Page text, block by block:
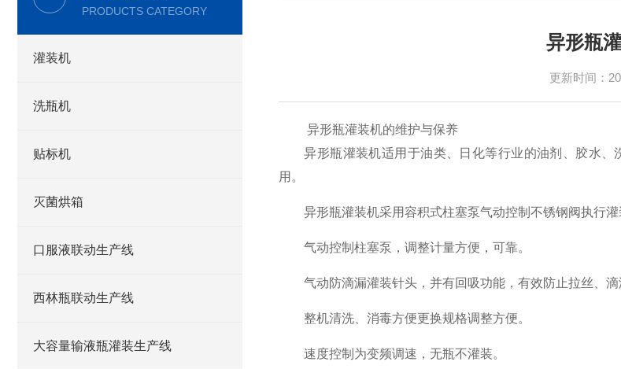
PRODUCTS CATEGORY
灌装机
洗瓶机
贴标机
灭菌烘箱
口服液联动生产线
西林瓶联动生产线
大容量输液瓶灌装生产线
异形瓶
更新时间：
异形瓶灌装机的维护与保养
异形瓶灌装机适用于油类、日化等行业的油剂、胶水、
用。
异形瓶灌装机采用容积式柱塞泵气动控制不锈钢阀执行灌
气动控制柱塞泵，调整计量方便，可靠。
气动防滴漏灌装针头，并有回吸功能，有效防止拉丝、滴
整机清洗、消毒方便更换规格调整方便。
速度控制为变频调速，无瓶不灌装。